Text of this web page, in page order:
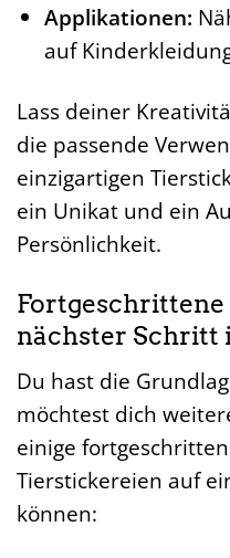
Applikationen:
auf
Lass deiner
die passende
einzigartigen
ein Unikat und ein
Persönlichkeit.
nächster Schritt
Du hast die
möchtest dich
einige
Tierstickereien auf
können: